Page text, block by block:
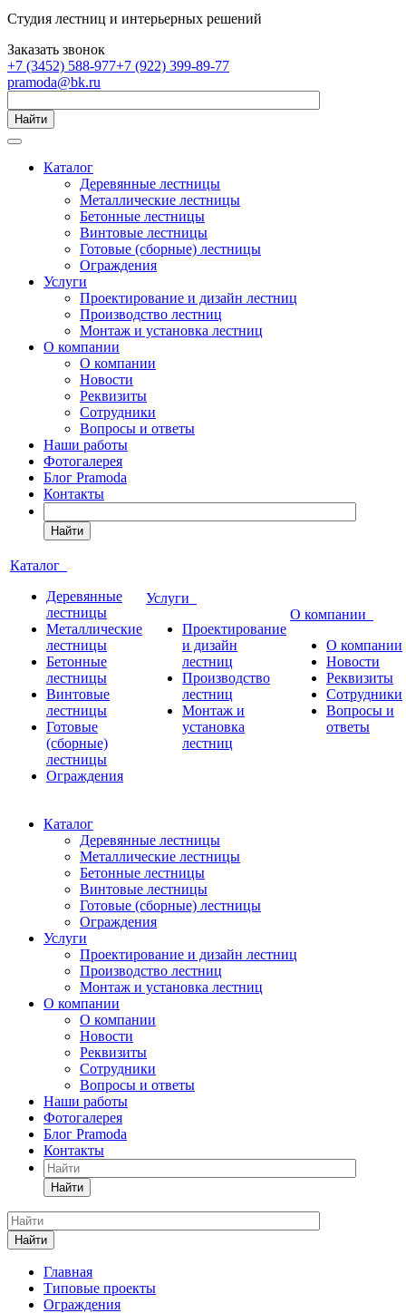
Студия лестниц и интерьерных решений
Заказать звонок
+7 (3452) 588-977+7 (922) 399-89-77
pramoda@bk.ru
Найти
Каталог
Деревянные лестницы
Металлические лестницы
Бетонные лестницы
Винтовые лестницы
Готовые (сборные) лестницы
Ограждения
Услуги
Проектирование и дизайн лестниц
Производство лестниц
Монтаж и установка лестниц
О компании
О компании
Новости
Реквизиты
Сотрудники
Вопросы и ответы
Наши работы
Фотогалерея
Блог Pramoda
Контакты
Найти
Каталог
Деревянные
лестницы
Металлические
лестницы
Бетонные
лестницы
Винтовые
лестницы
Готовые
(сборные)
лестницы
Ограждения
Услуги
Проектирование
и дизайн
лестниц
Производство
лестниц
Монтаж и
установка
лестниц
О компании
О компании
Новости
Реквизиты
Сотрудники
Вопросы и
ответы
Каталог
Деревянные лестницы
Металлические лестницы
Бетонные лестницы
Винтовые лестницы
Готовые (сборные) лестницы
Ограждения
Услуги
Проектирование и дизайн лестниц
Производство лестниц
Монтаж и установка лестниц
О компании
О компании
Новости
Реквизиты
Сотрудники
Вопросы и ответы
Наши работы
Фотогалерея
Блог Pramoda
Контакты
Найти
Найти
Главная
Типовые проекты
Ограждения